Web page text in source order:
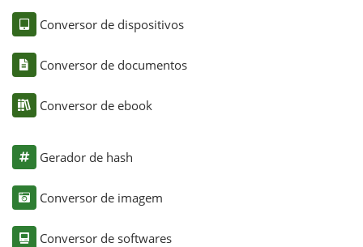
Conversor de dispositivos
Conversor de documentos
Conversor de ebook
Gerador de hash
Conversor de imagem
Conversor de softwares